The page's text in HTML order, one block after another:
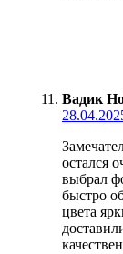
Вадик
остался
выбрал
быстро
цвета